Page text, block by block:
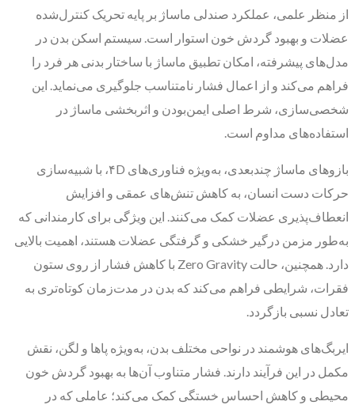
از منظر علمی، عملکرد صندلی ماساژ بر پایه تحریک کنترل‌شده
عضلات و بهبود گردش خون استوار است. سیستم اسکن بدن در
مدل‌های پیشرفته، امکان تطبیق ماساژ با ساختار بدنی هر فرد را
فراهم می‌کند و از اعمال فشار نامتناسب جلوگیری می‌نماید. این
شخصی‌سازی، شرط اصلی ایمن‌بودن و اثربخشی ماساژ در
استفاده‌های مداوم است.
بازوهای ماساژ چندبعدی، به‌ویژه فناوری‌های ۴D، با شبیه‌سازی
حرکات دست انسان، به کاهش تنش‌های عمقی و افزایش
انعطاف‌پذیری عضلات کمک می‌کنند. این ویژگی برای کارمندانی که
به‌طور مزمن درگیر خشکی و گرفتگی عضلات هستند، اهمیت بالایی
دارد. همچنین، حالت Zero Gravity با کاهش فشار از روی ستون
فقرات، شرایطی فراهم می‌کند که بدن در مدت‌زمان کوتاه‌تری به
تعادل نسبی بازگردد.
ایربگ‌های هوشمند در نواحی مختلف بدن، به‌ویژه پاها و لگن، نقش
مکمل در این فرآیند دارند. فشار متناوب آن‌ها به بهبود گردش خون
محیطی و کاهش احساس خستگی کمک می‌کند؛ عاملی که در